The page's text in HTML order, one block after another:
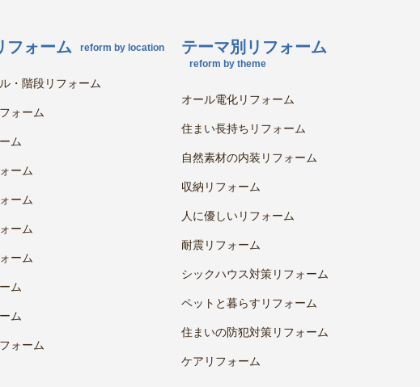
フォーム reform by location
・階段リフォーム
ォーム
ム
ーム
ーム
ーム
ーム
ム
ム
ォーム
テーマ別リフォーム
reform by theme
オール電化リフォーム
住まい長持ちリフォーム
自然素材の内装リフォーム
収納リフォーム
人に優しいリフォーム
耐震リフォーム
シックハウス対策リフォーム
ペットと暮らすリフォーム
住まいの防犯対策リフォーム
ケアリフォーム